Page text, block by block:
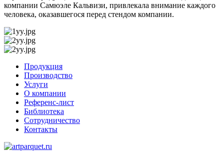
компании Самюэле Кальвизи, привлекала внимание каждого
человека, оказавшегося перед стендом компании.
Продукция
Производство
Услуги
О компании
Референс-лист
Библиотека
Сотрудничество
Контакты